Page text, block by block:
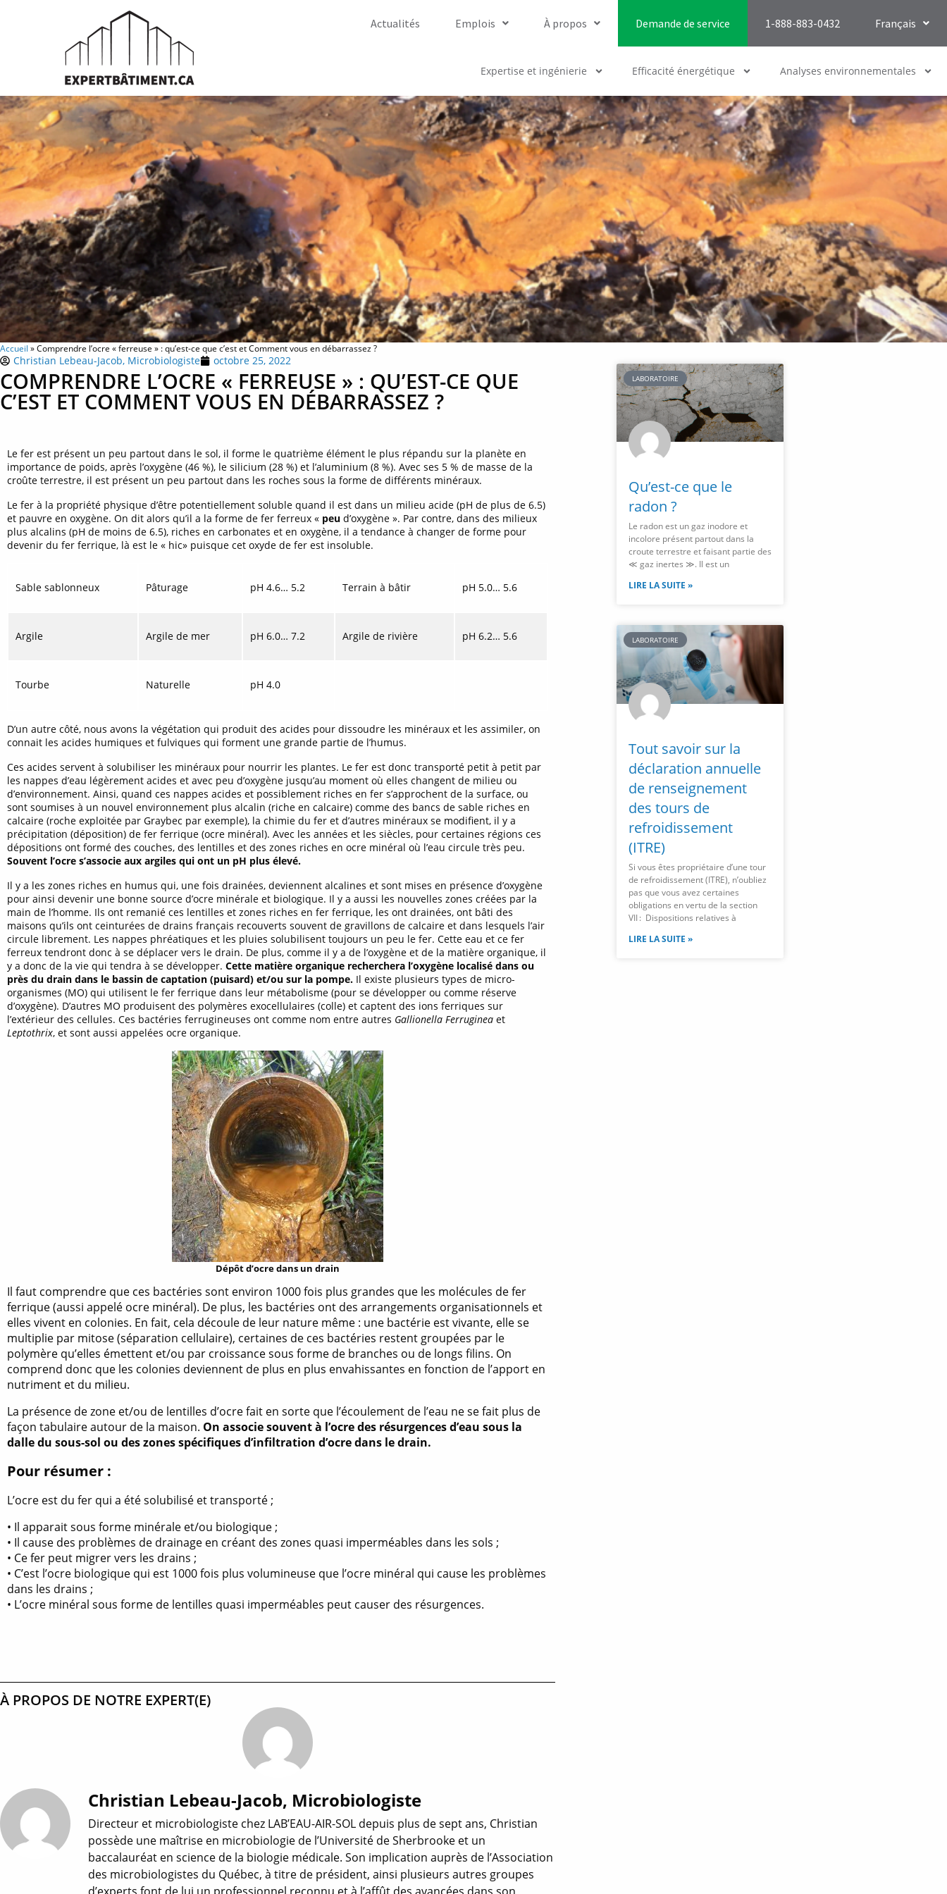
Actualités Emplois À propos Demande de service 1-888-883-0432 Français
Expertise et ingénierie Efficacité énergétique Analyses environnementales
LABORATOIRE
Qu’est-ce que le
radon ?
Le radon est un gaz inodore et
incolore présent partout dans la
croute terrestre et faisant partie des
≪ gaz inertes ≫. Il est un
LIRE LA SUITE »
LABORATOIRE
Tout savoir sur la
déclaration annuelle
de renseignement
des tours de
refroidissement
(ITRE)
Si vous êtes propriétaire d’une tour
de refroidissement (ITRE), n’oubliez
pas que vous avez certaines
obligations en vertu de la section
VII : Dispositions relatives à
LIRE LA SUITE »
Accueil »Comprendre l’ocre « ferreuse » : qu’est-ce que c’est et Comment vous en débarrassez ?
Christian Lebeau-Jacob, Microbiologiste octobre 25, 2022
COMPRENDRE L’OCRE « FERREUSE » : QU’EST-CE QUE
C’EST ET COMMENT VOUS EN DÉBARRASSEZ ?
Le fer est présent un peu partout dans le sol, il forme le quatrième élément le plus répandu sur la planète en
importance de poids, après l’oxygène (46 %), le silicium (28 %) et l’aluminium (8 %). Avec ses 5 % de masse de la
croûte terrestre, il est présent un peu partout dans les roches sous la forme de différents minéraux.
Le fer à la propriété physique d’être potentiellement soluble quand il est dans un milieu acide (pH de plus de 6.5)
et pauvre en oxygène. On dit alors qu’il a la forme de fer ferreux « peu d’oxygène ». Par contre, dans des milieux
plus alcalins (pH de moins de 6.5), riches en carbonates et en oxygène, il a tendance à changer de forme pour
devenir du fer ferrique, là est le « hic» puisque cet oxyde de fer est insoluble.
Sable sablonneux Pâturage pH 4.6… 5.2 Terrain à bâtir pH 5.0… 5.6
Argile Argile de mer pH 6.0… 7.2 Argile de rivière pH 6.2… 5.6
Tourbe Naturelle pH 4.0
D’un autre côté, nous avons la végétation qui produit des acides pour dissoudre les minéraux et les assimiler, on
connait les acides humiques et fulviques qui forment une grande partie de l’humus.
Ces acides servent à solubiliser les minéraux pour nourrir les plantes. Le fer est donc transporté petit à petit par
les nappes d’eau légèrement acides et avec peu d’oxygène jusqu’au moment où elles changent de milieu ou
d’environnement. Ainsi, quand ces nappes acides et possiblement riches en fer s’approchent de la surface, ou
sont soumises à un nouvel environnement plus alcalin (riche en calcaire) comme des bancs de sable riches en
calcaire (roche exploitée par Graybec par exemple), la chimie du fer et d’autres minéraux se modifient, il y a
précipitation (déposition) de fer ferrique (ocre minéral). Avec les années et les siècles, pour certaines régions ces
dépositions ont formé des couches, des lentilles et des zones riches en ocre minéral où l’eau circule très peu.
Souvent l’ocre s’associe aux argiles qui ont un pH plus élevé.
Il y a les zones riches en humus qui, une fois drainées, deviennent alcalines et sont mises en présence d’oxygène
pour ainsi devenir une bonne source d’ocre minérale et biologique. Il y a aussi les nouvelles zones créées par la
main de l’homme. Ils ont remanié ces lentilles et zones riches en fer ferrique, les ont drainées, ont bâti des
maisons qu’ils ont ceinturées de drains français recouverts souvent de gravillons de calcaire et dans lesquels l’air
circule librement. Les nappes phréatiques et les pluies solubilisent toujours un peu le fer. Cette eau et ce fer
ferreux tendront donc à se déplacer vers le drain. De plus, comme il y a de l’oxygène et de la matière organique, il
y a donc de la vie qui tendra à se développer. Cette matière organique recherchera l’oxygène localisé dans ou
près du drain dans le bassin de captation (puisard) et/ou sur la pompe. Il existe plusieurs types de micro-
organismes (MO) qui utilisent le fer ferrique dans leur métabolisme (pour se développer ou comme réserve
d’oxygène). D’autres MO produisent des polymères exocellulaires (colle) et captent des ions ferriques sur
l’extérieur des cellules. Ces bactéries ferrugineuses ont comme nom entre autres Gallionella Ferruginea et
Leptothrix, et sont aussi appelées ocre organique.
Dépôt d’ocre dans un drain
Il faut comprendre que ces bactéries sont environ 1000 fois plus grandes que les molécules de fer
ferrique (aussi appelé ocre minéral). De plus, les bactéries ont des arrangements organisationnels et
elles vivent en colonies. En fait, cela découle de leur nature même : une bactérie est vivante, elle se
multiplie par mitose (séparation cellulaire), certaines de ces bactéries restent groupées par le
polymère qu’elles émettent et/ou par croissance sous forme de branches ou de longs filins. On
comprend donc que les colonies deviennent de plus en plus envahissantes en fonction de l’apport en
nutriment et du milieu.
La présence de zone et/ou de lentilles d’ocre fait en sorte que l’écoulement de l’eau ne se fait plus de
façon tabulaire autour de la maison. On associe souvent à l’ocre des résurgences d’eau sous la
dalle du sous-sol ou des zones spécifiques d’infiltration d’ocre dans le drain.
Pour résumer :
L’ocre est du fer qui a été solubilisé et transporté ;
• Il apparait sous forme minérale et/ou biologique ;
• Il cause des problèmes de drainage en créant des zones quasi imperméables dans les sols ;
• Ce fer peut migrer vers les drains ;
• C’est l’ocre biologique qui est 1000 fois plus volumineuse que l’ocre minéral qui cause les problèmes
dans les drains ;
• L’ocre minéral sous forme de lentilles quasi imperméables peut causer des résurgences.
À PROPOS DE NOTRE EXPERT(E)
Christian Lebeau-Jacob, Microbiologiste
Directeur et microbiologiste chez LAB’EAU-AIR-SOL depuis plus de sept ans, Christian
possède une maîtrise en microbiologie de l’Université de Sherbrooke et un
baccalauréat en science de la biologie médicale. Son implication auprès de l’Association
des microbiologistes du Québec, à titre de président, ainsi plusieurs autres groupes